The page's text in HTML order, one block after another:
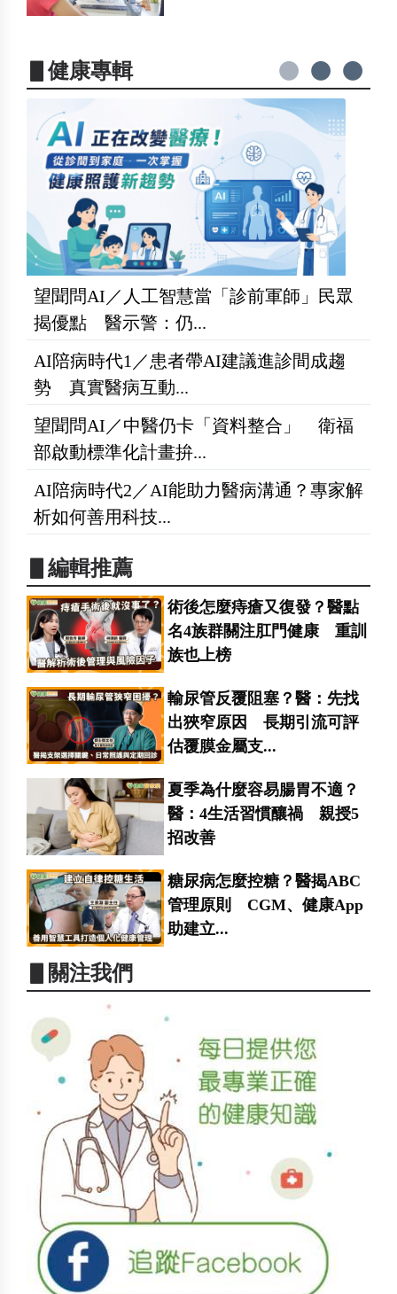
▋健康專輯
望聞問AI／人工智慧當「診前軍師」民眾
揭優點 醫示警：仍...
AI陪病時代1／患者帶AI建議進診間成趨
勢 真實醫病互動...
望聞問AI／中醫仍卡「資料整合」 衛福
部啟動標準化計畫拚...
AI陪病時代2／AI能助力醫病溝通？專家解
析如何善用科技...
▋編輯推薦
術後怎麼痔瘡又復發？醫點
名4族群關注肛門健康 重訓
族也上榜
輸尿管反覆阻塞？醫：先找
出狹窄原因 長期引流可評
估覆膜金屬支...
夏季為什麼容易腸胃不適？
醫：4生活習慣釀禍 親授5
招改善
糖尿病怎麼控糖？醫揭ABC
管理原則 CGM、健康App
助建立...
▋關注我們